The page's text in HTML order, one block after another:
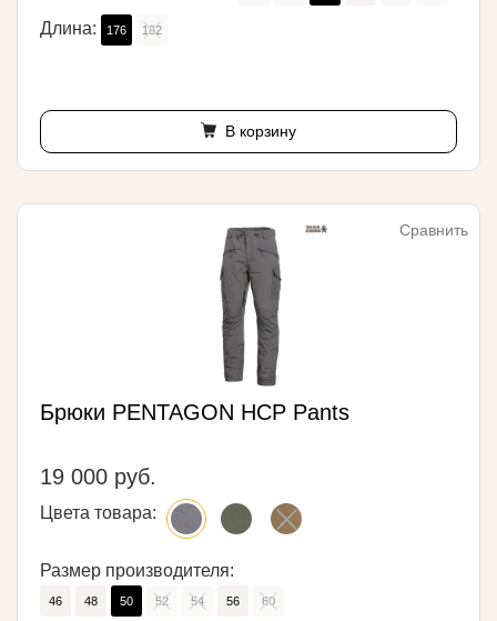
Длина: 176 182
В корзину
Сравнить
Брюки PENTAGON HCP Pants
19 000 руб.
Цвета товара:
Размер производителя:
46 48 50 52 54 56 60